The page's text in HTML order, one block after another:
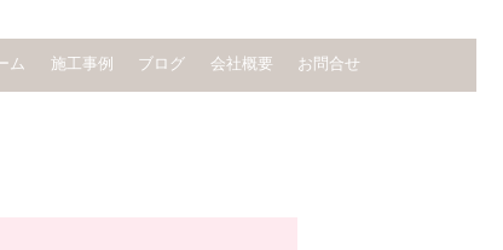
ム 施工事例 ブログ 会社概要 お問合せ